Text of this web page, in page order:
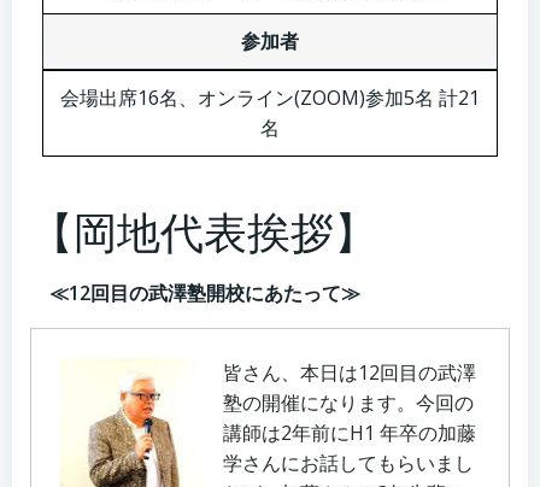
参加者
会場出席16名、オンライン(ZOOM)参加5名 計21
名
【岡地代表挨拶】
≪12回目の武澤塾開校にあたって≫
皆さん、本日は12回目の武澤
塾の開催になります。今回の
講師は2年前にH1 年卒の加藤
学さんにお話してもらいまし